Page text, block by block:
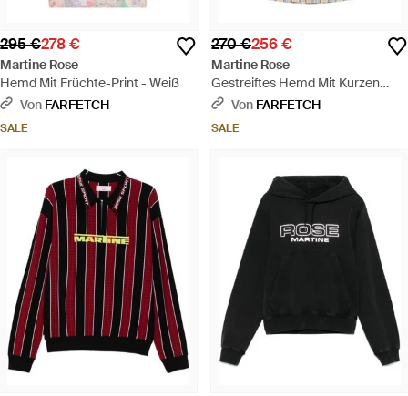
295 €278 €
Martine Rose
Hemd Mit Früchte-Print - Weiß
Von FARFETCH
SALE
270 €256 €
Martine Rose
Gestreiftes Hemd Mit Kurzen
Ärmeln - Weiß
Von FARFETCH
SALE